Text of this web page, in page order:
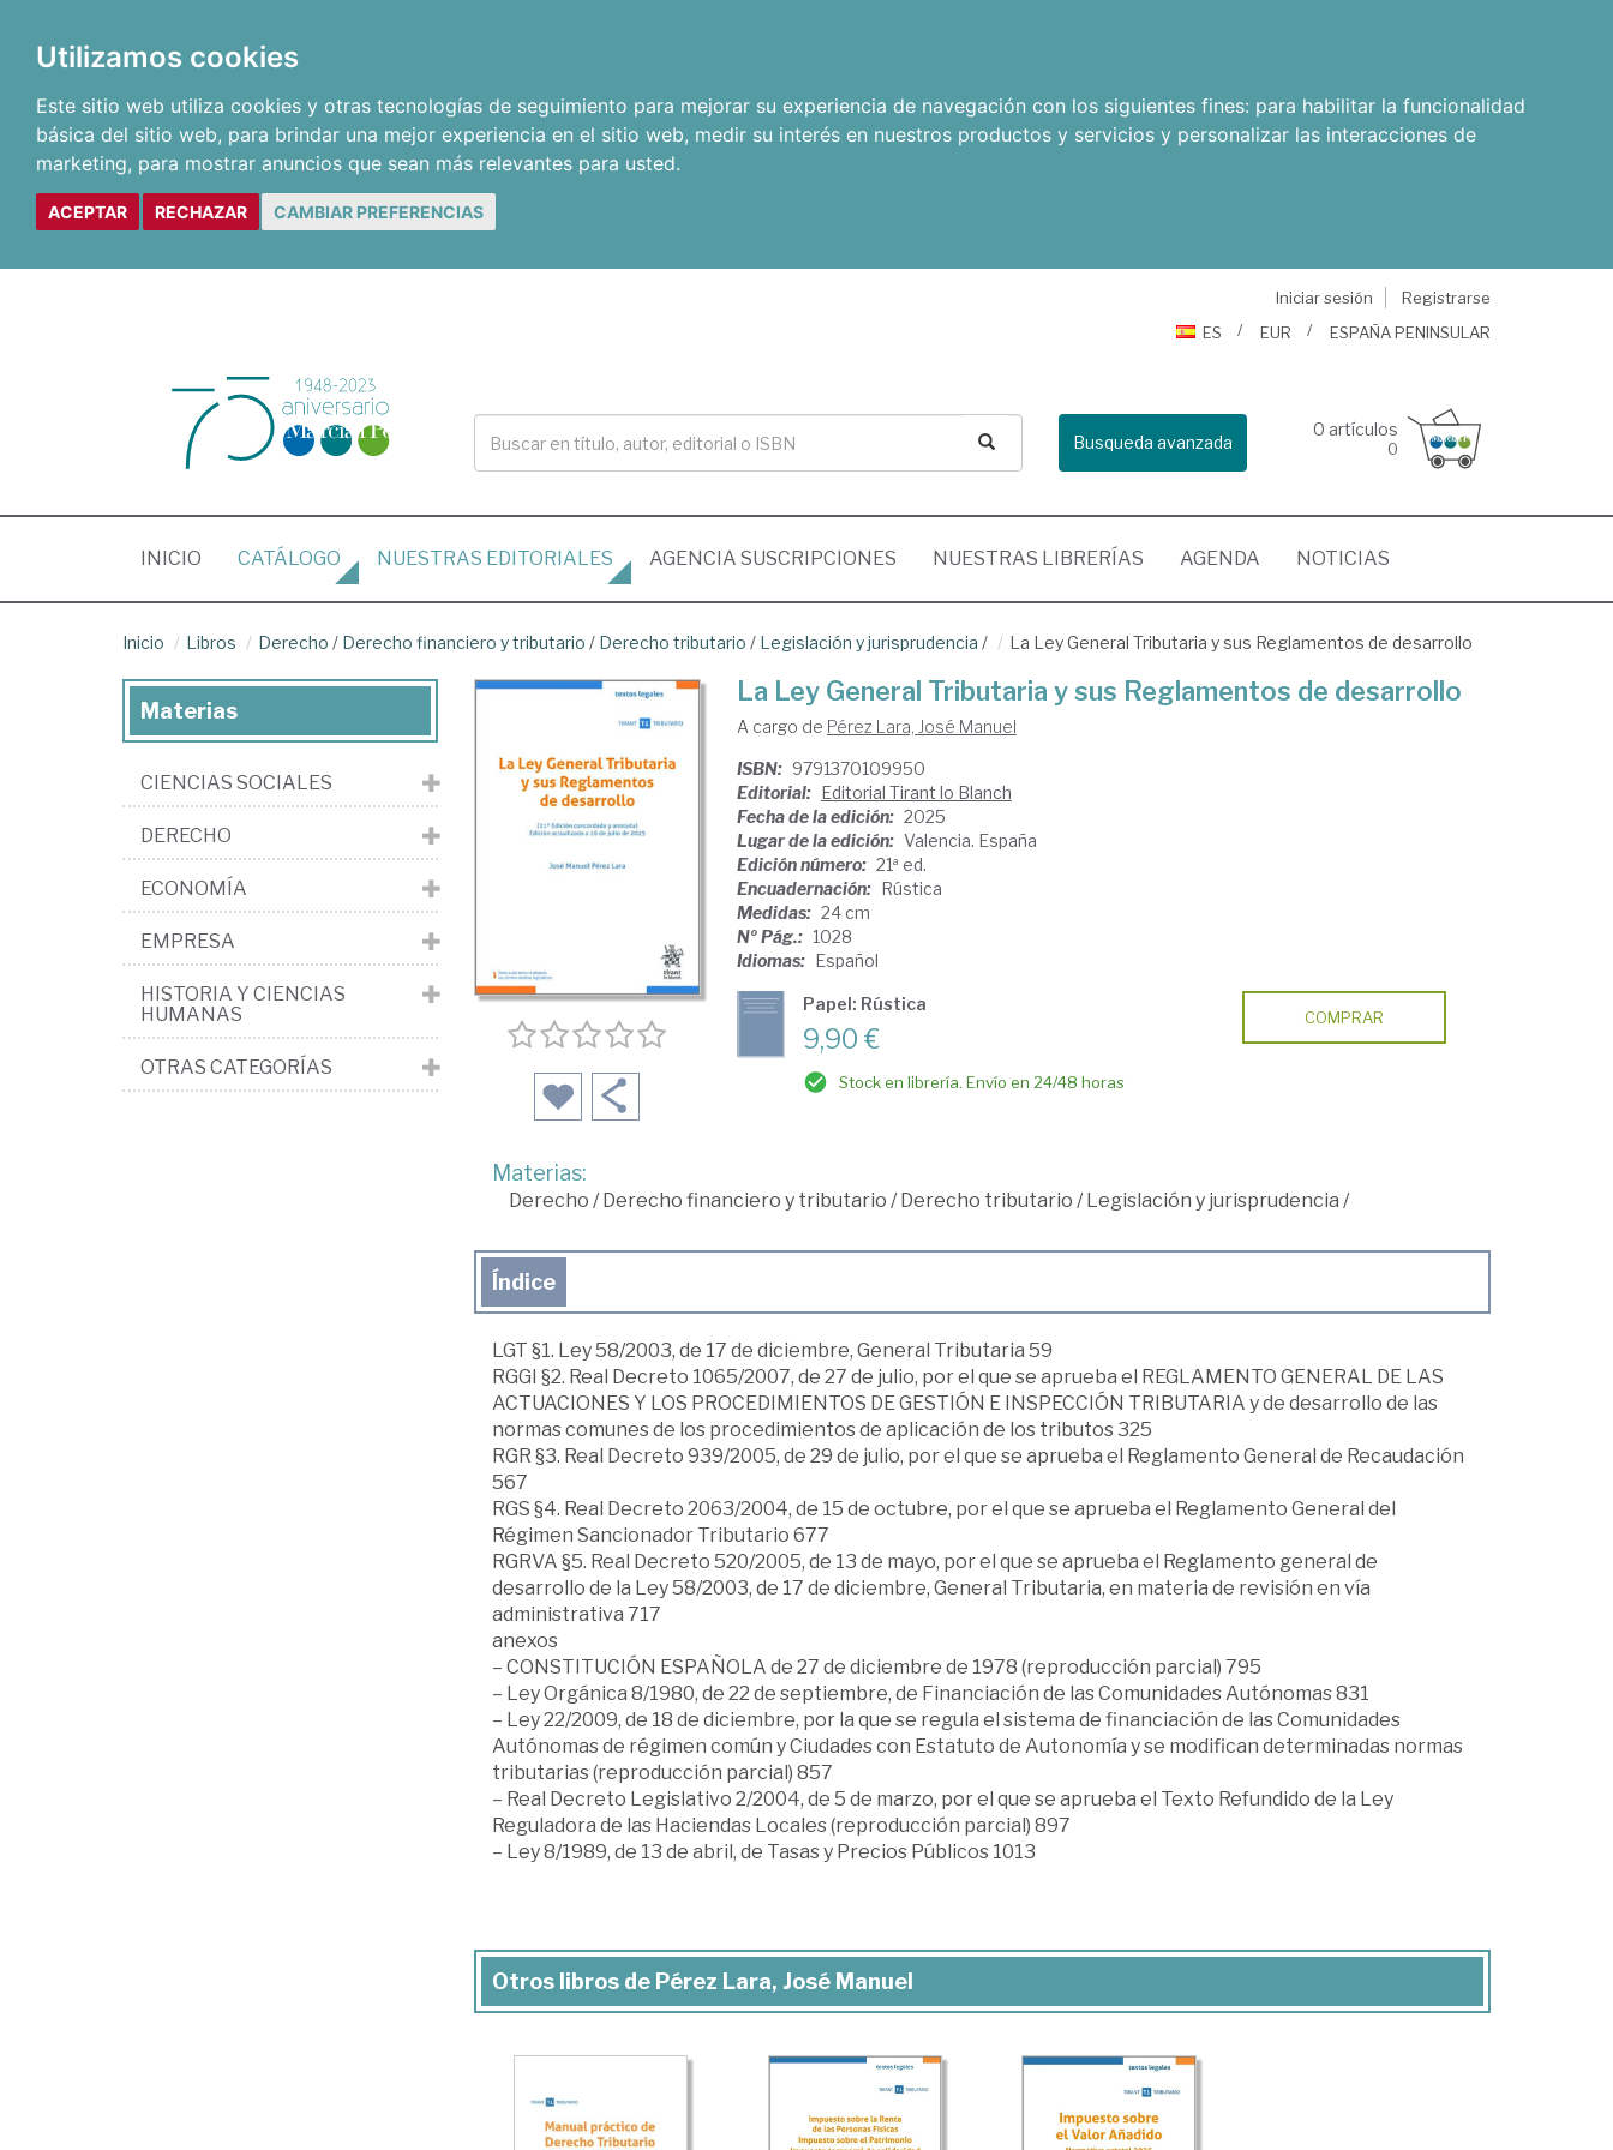
Utilizamos cookies
Este sitio web utiliza cookies y otras tecnologías de seguimiento para mejorar su experiencia de navegación con los siguientes fines: para habilitar la funcionalidad
básica del sitio web, para brindar una mejor experiencia en el sitio web, medir su interés en nuestros productos y servicios y personalizar las interacciones de
marketing, para mostrar anuncios que sean más relevantes para usted.
ACEPTAR RECHAZAR CAMBIAR PREFERENCIAS
Iniciar sesión
Registrarse
ES
EUR ESPAÑA PENINSULAR
Busqueda avanzada
0 artículos
0
INICIO (CURRENT)
CATÁLOGO NUESTRAS EDITORIALES AGENCIA SUSCRIPCIONES NUESTRAS LIBRERÍAS AGENDA NOTICIAS
Inicio Libros Derecho / Derecho financiero y tributario / Derecho tributario / Legislación y jurisprudencia / La Ley General Tributaria y sus Reglamentos de desarrollo
La Ley General Tributaria y sus Reglamentos de desarrollo
A cargo de Pérez Lara, José Manuel
ISBN: 9791370109950
Editorial: Editorial Tirant lo Blanch
Fecha de la edición: 2025
Lugar de la edición: Valencia. España
Edición número: 21ª ed.
Encuadernación: Rústica
Medidas: 24 cm
Nº Pág.: 1028
Idiomas: Español
Papel: Rústica
9,90 €
Stock en librería. Envío en 24/48 horas
COMPRAR
Materias:
Derecho / Derecho financiero y tributario / Derecho tributario / Legislación y jurisprudencia /
Índice
LGT §1. Ley 58/2003, de 17 de diciembre, General Tributaria 59
RGGI §2. Real Decreto 1065/2007, de 27 de julio, por el que se aprueba el REGLAMENTO GENERAL DE LAS
ACTUACIONES Y LOS PROCEDIMIENTOS DE GESTIÓN E INSPECCIÓN TRIBUTARIA y de desarrollo de las
normas comunes de los procedimientos de aplicación de los tributos 325
RGR §3. Real Decreto 939/2005, de 29 de julio, por el que se aprueba el Reglamento General de Recaudación
567
RGS §4. Real Decreto 2063/2004, de 15 de octubre, por el que se aprueba el Reglamento General del
Régimen Sancionador Tributario 677
RGRVA §5. Real Decreto 520/2005, de 13 de mayo, por el que se aprueba el Reglamento general de
desarrollo de la Ley 58/2003, de 17 de diciembre, General Tributaria, en materia de revisión en vía
administrativa 717
anexos
– CONSTITUCIÓN ESPAÑOLA de 27 de diciembre de 1978 (reproducción parcial) 795
– Ley Orgánica 8/1980, de 22 de septiembre, de Financiación de las Comunidades Autónomas 831
– Ley 22/2009, de 18 de diciembre, por la que se regula el sistema de financiación de las Comunidades
Autónomas de régimen común y Ciudades con Estatuto de Autonomía y se modifican determinadas normas
tributarias (reproducción parcial) 857
– Real Decreto Legislativo 2/2004, de 5 de marzo, por el que se aprueba el Texto Refundido de la Ley
Reguladora de las Haciendas Locales (reproducción parcial) 897
– Ley 8/1989, de 13 de abril, de Tasas y Precios Públicos 1013
Otros libros de Pérez Lara, José Manuel
Materias
CIENCIAS SOCIALES
DERECHO
ECONOMÍA
EMPRESA
HISTORIA Y CIENCIAS
HUMANAS
OTRAS CATEGORÍAS